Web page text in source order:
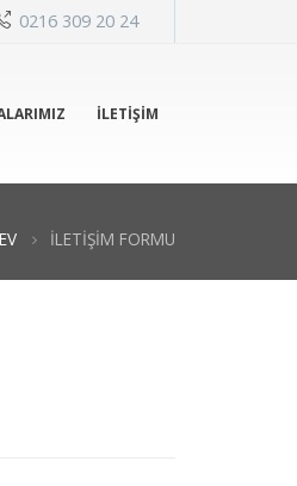
0216 309 20 24
İLETIŞIM
EV İLETIŞIM FORMU